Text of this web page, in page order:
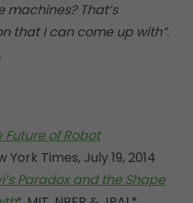
machines? That’s
that I can come up with”.
Future of Robot
York Times, July 19, 2014
Paradox and the Shape